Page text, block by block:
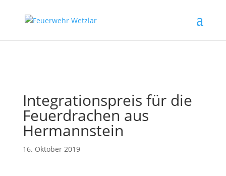
title-Attribut liest
Integrationspreis für die
Feuerdrachen aus
Hermannstein
16. Oktober 2019